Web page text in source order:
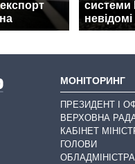
системи
МОНІТОРИНГ
ПРЕЗИДЕНТ І
ВЕРХОВНА
КАБІНЕТ
ГОЛОВИ